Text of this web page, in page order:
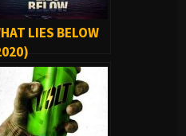
LIES BELOW